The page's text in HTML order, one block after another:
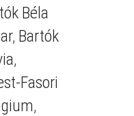
Béla
, Bartók
,
Fasori
,